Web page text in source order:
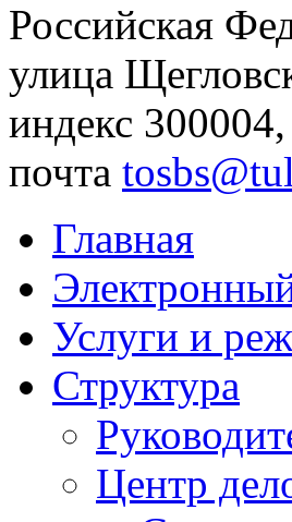
Российская
улица
индекс
почта
Главная
Услуги и
Структура
Центр